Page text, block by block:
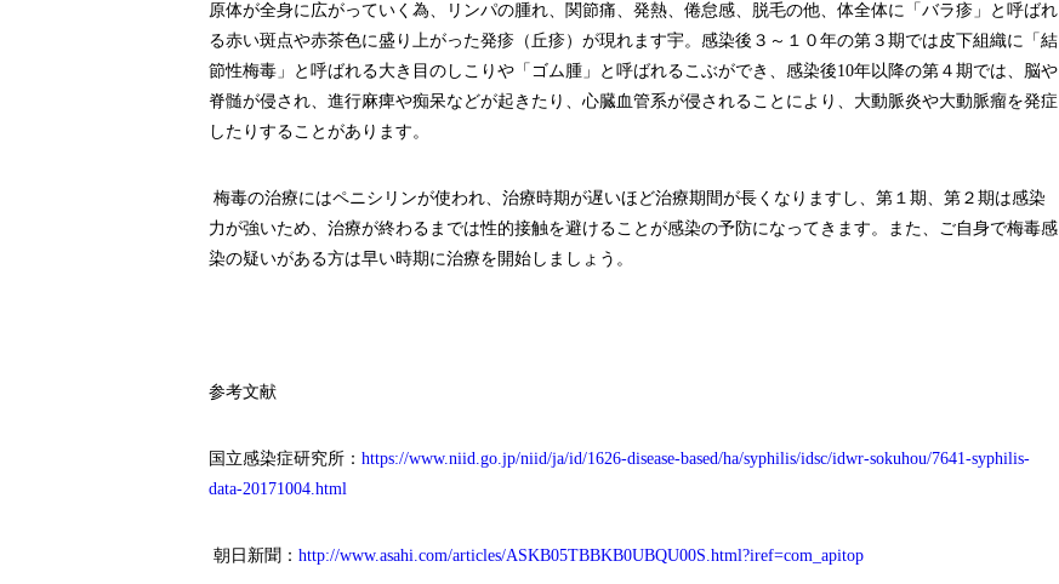
原体が全身に広がっていく為、リンパの腫れ、関節痛、発熱、倦怠感、脱毛の他、体全体に「バラ疹」と呼ばれ
る赤い斑点や赤茶色に盛り上がった発疹（丘疹）が現れます宇。感染後３～１０年の第３期では皮下組織に「結
節性梅毒」と呼ばれる大き目のしこりや「ゴム腫」と呼ばれるこぶができ、感染後10年以降の第４期では、脳や
脊髄が侵され、進行麻痺や痴呆などが起きたり、心臓血管系が侵されることにより、大動脈炎や大動脈瘤を発症
したりすることがあります。
梅毒の治療にはペニシリンが使われ、治療時期が遅いほど治療期間が長くなりますし、第１期、第２期は感染
力が強いため、治療が終わるまでは性的接触を避けることが感染の予防になってきます。また、ご自身で梅毒感
染の疑いがある方は早い時期に治療を開始しましょう。
参考文献
国立感染症研究所： https://www.niid.go.jp/niid/ja/id/1626-disease-based/ha/syphilis/idsc/idwr-sokuhou/7641-syphilis-
data-20171004.html
朝日新聞： http://www.asahi.com/articles/ASKB05TBBKB0UBQU00S.html?iref=com_apitop